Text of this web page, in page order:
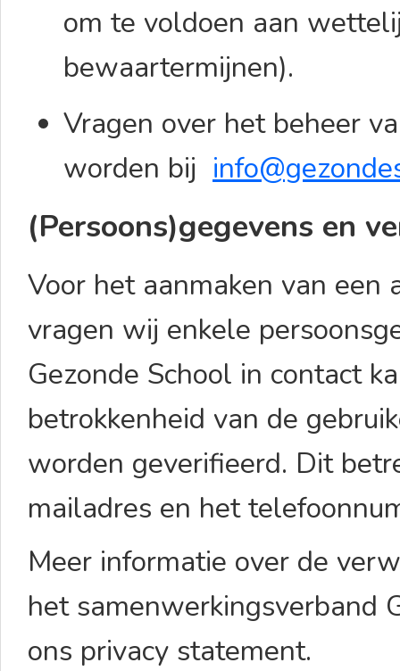
om te voldoen aan
bewaartermijnen).
Vragen over het beheer
worden bij
(Persoons)gegevens en
Voor het aanmaken van een
vragen wij enkele
Gezonde School in contact
betrokkenheid van de
worden geverifieerd. Dit
mailadres en het
Meer informatie over de
het samenwerkingsverband
ons privacy statement.